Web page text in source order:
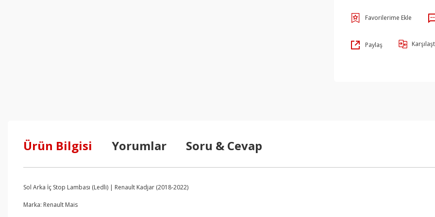
Paylaş
Ürün Bilgisi Yorumlar Soru & Cevap
Sol Arka İç Stop Lambası (Ledli) | Renault Kadjar (2018-2022)
Marka: Renault Mais